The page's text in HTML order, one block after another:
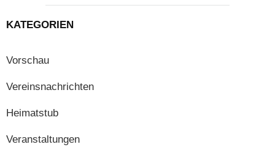
KATEGORIEN
Vorschau
Vereinsnachrichten
Heimatstub
Veranstaltungen